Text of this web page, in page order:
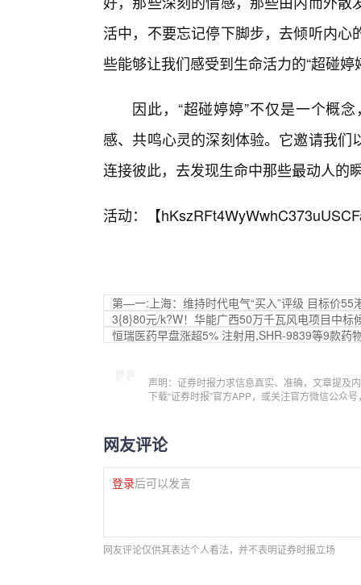
活中，不要忘记停下脚步，去倾听内
些能够让我们感受到生命活力的“超碰婷
因此，“超碰婷婷”不仅是一个概
感、共鸣心灵的深刻体验。它邀请我
连接彼此，去发现生命中那些最动人的
活动：【
第—一:上海：维持时代电气“买入”评级 目标价55
3{8}80元/k?W！华能广西50万千瓦风电项目中标
恒瑞医药早盘涨超5% 注射用,SHR-9839等9款药
声明：证券时报力求信息真实、准确，文章提及
下载“证券时报”官方APP，或关注官方微信公众
网友评论
登录后可以发言
网友评论仅供其表达个人看法，并不表明证券时报立场